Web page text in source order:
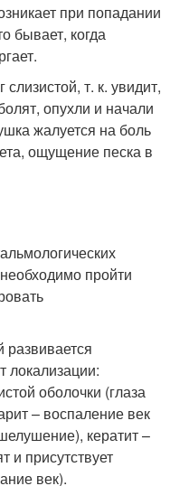
при попадании
бывает, когда
т. к. увидит,
опухли и начали
жалуется на боль
ощущение песка в
пройти
локализации:
оболочки (глаза
– воспаление век
кератит –
и присутствует
век).